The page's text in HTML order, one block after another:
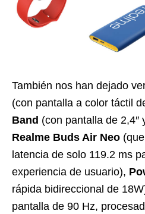
También nos han dejado
(con pantalla a color táctil
Band (con pantalla de 2,4″
Realme Buds Air Neo
latencia de solo 119.2 ms
experiencia de usuario),
rápida bidireccional de
pantalla de 90 Hz,